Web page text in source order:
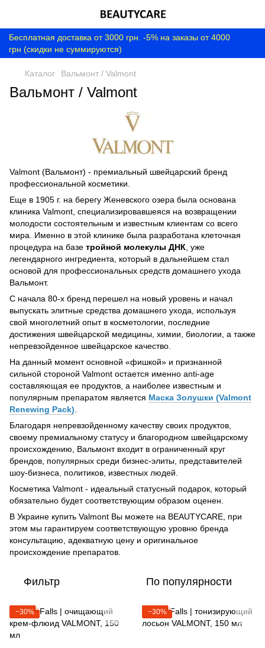
Бесплатная доставка от 3000 грн. -5% на заказы от 4000
грн (скидки не суммируются)
Каталог Вальмонт / Valmont
Вальмонт / Valmont
Valmont (Вальмонт) - премиальный швейцарский бренд
профессиональной косметики.
Еще в 1905 г. на берегу Женевского озера была основана
клиника Valmont, специализировавшеяся на возвращении
молодости состоятельным и известным клиентам со всего
мира. Именно в этой клинике была разработана клеточная
процедура на базе тройной молекулы ДНК , уже
легендарного ингредиента, который в дальнейшем стал
основой для профессиональных средств домашнего ухода
Вальмонт.
С начала 80-х бренд перешел на новый уровень и начал
выпускать элитные средства домашнего ухода, используя
свой многолетний опыт в косметологии, последние
достижения швейцарской медицины, химии, биологии, а также
непревзойденное швейцарское качество.
На данный момент основной «фишкой» и признанной
сильной стороной Valmont остается именно anti-age
составляющая ее продуктов, а наиболее известным и
популярным препаратом является Маска Золушки (Valmont
Renewing Pack)
Благодаря непревзойденному качеству своих продуктов,
своему премиальному статусу и благородном швейцарскому
происхождению, Вальмонт входит в ограниченный круг
брендов, популярных среди бизнес-элиты, представителей
шоу-бизнеса, политиков, известных людей.
Косметика Valmont - идеальный статусный подарок, который
обязательно будет соответствующим образом оценен.
В Украине купить Valmont Вы можете на BEAUTYCARE, при
этом мы гарантируем соответствующую уровню бренда
консультацию, адекватную цену и оригинальное
происхождение препаратов.
Фильтр По популярности
−30% −30%